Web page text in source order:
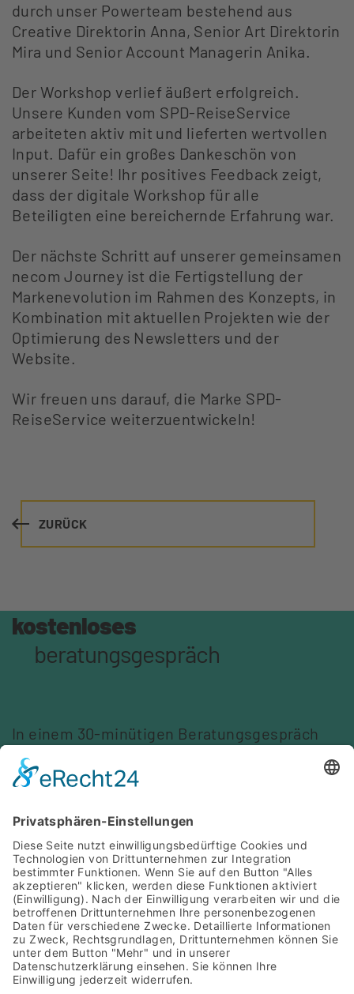
durch unser Powerteam bestehend aus
Creative Direktorin Anna, Senior Art Direktorin
Mira und Senior Account Managerin Anika.
Der Workshop verlief äußert erfolgreich.
Unsere Kunden vom SPD-ReiseService
arbeiteten aktiv mit und lieferten wertvollen
Input. Dafür ein großes Dankeschön von
unserer Seite! Ihr positives Feedback zeigt,
dass der digitale Workshop für alle
Beteiligten eine bereichernde Erfahrung war.
Der nächste Schritt auf unserer gemeinsamen
necom Journey ist die Fertigstellung der
Markenevolution im Rahmen des Konzepts, in
Kombination mit aktuellen Projekten wie der
Optimierung des Newsletters und der
Website.
Wir freuen uns darauf, die Marke SPD-
ReiseService weiterzuentwickeln!
ZURÜCK
kostenloses
beratungsgespräch
In einem 30-minütigen Beratungsgespräch
ermitteln wir gemeinsam Ihr Marketing-
Potential.
einen ersten Maßnahmenplan
kostenlos und völlig unverbindlich.
TERMIN SOFORT ONLINE BUCHEN